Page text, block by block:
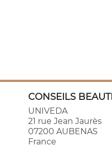
CONSEILS
UNIVEDA
21 rue Jean Jaurès
07200 AUBENAS
France